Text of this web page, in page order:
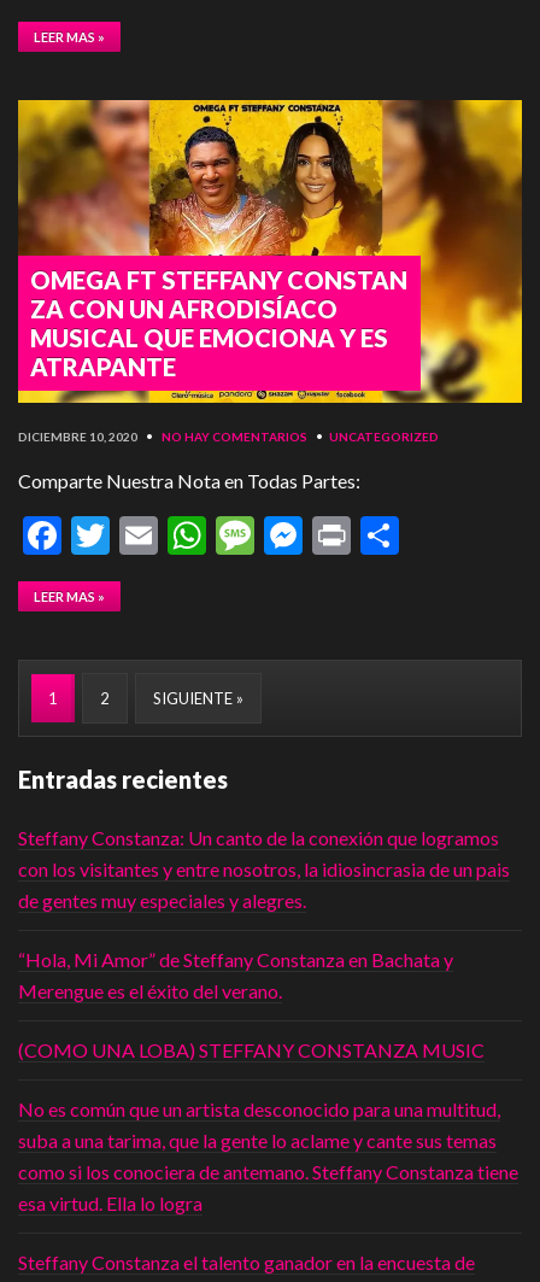
LEER MAS »
OMEGA FT STEFFANY CONSTAN
ZA CON UN AFRODISÍACO
MUSICAL QUE EMOCIONA Y ES
ATRAPANTE
DICIEMBRE 10, 2020 • NO HAY COMENTARIOS • UNCATEGORIZED
Comparte Nuestra Nota en Todas Partes:
Facebook
Twitter
EmailWhatsApp
Message
Messenger
Print
LEER MAS »
1 2 SIGUIENTE »
Entradas recientes
Steffany Constanza: Un canto de la conexión que logramos
con los visitantes y entre nosotros, la idiosincrasia de un pais
de gentes muy especiales y alegres.
“Hola, Mi Amor” de Steffany Constanza en Bachata y
Merengue es el éxito del verano.
(COMO UNA LOBA) STEFFANY CONSTANZA MUSIC
No es común que un artista desconocido para una multitud,
suba a una tarima, que la gente lo aclame y cante sus temas
como si los conociera de antemano. Steffany Constanza tiene
esa virtud. Ella lo logra
Steffany Constanza el talento ganador en la encuesta de